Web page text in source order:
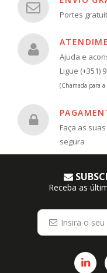
Portes
Ajuda e
Ligue (+351)
(Chamada para
Faça as
segura
Receba as